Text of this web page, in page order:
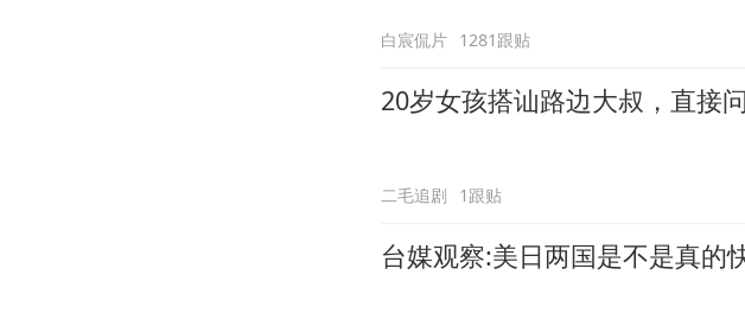
白宸侃片 1281跟贴
20岁女孩搭讪路边大叔，直接
二毛追剧 1跟贴
台媒观察:美日两国是不是真的